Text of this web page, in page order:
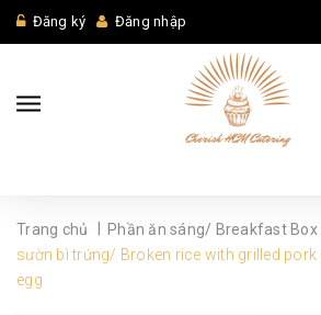
Đăng ký Đăng nhập
Trang chủ Phần ăn sáng/ Breakfast Box
sườn bì trứng/ Broken rice with grilled
egg